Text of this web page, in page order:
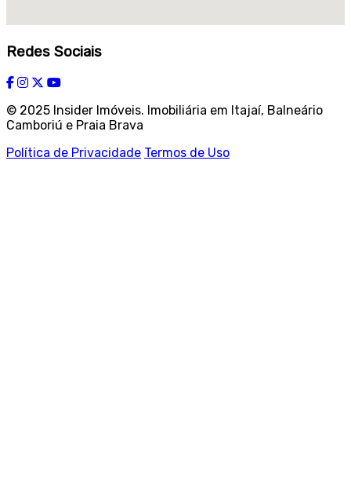
Redes Sociais
© 2025 Insider Imóveis. Imobiliária em Itajaí, Balneário
Camboriú e Praia Brava
Política de Privacidade Termos de Uso